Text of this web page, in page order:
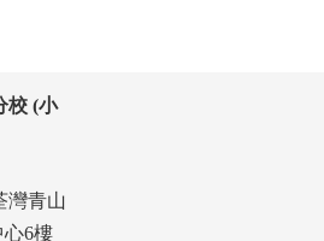
校 (小
灣青山
心6樓